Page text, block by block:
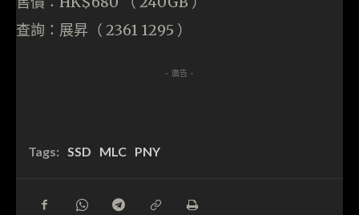
查詢：展昇（ 2361 1295 ）
- 廣告 -
Tags: SSD MLC PNY